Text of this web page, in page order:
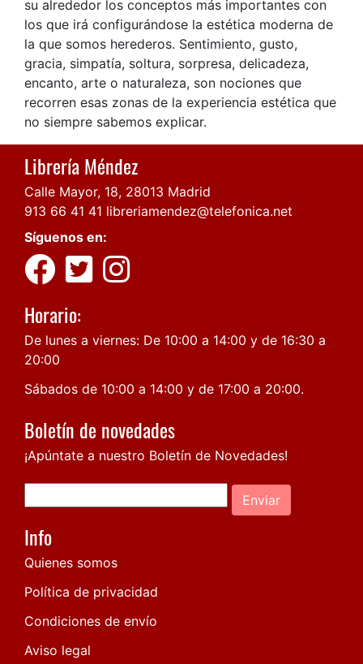
su alrededor los conceptos más importantes con
los que irá configurándose la estética moderna de
la que somos herederos. Sentimiento, gusto,
gracia, simpatía, soltura, sorpresa, delicadeza,
encanto, arte o naturaleza, son nociones que
recorren esas zonas de la experiencia estética que
no siempre sabemos explicar.
Librería Méndez
Calle Mayor, 18, 28013 Madrid
913 66 41 41 libreriamendez@telefonica.net
Síguenos en:
Horario:
De lunes a viernes: De 10:00 a 14:00 y de 16:30 a
20:00
Sábados de 10:00 a 14:00 y de 17:00 a 20:00.
Boletín de novedades
¡Apúntate a nuestro Boletín de Novedades!
Enviar
Info
Quienes somos
Política de privacidad
Condiciones de envío
Aviso legal